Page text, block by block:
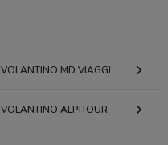
VOLANTINO MD VIAGGI
VOLANTINO ALPITOUR